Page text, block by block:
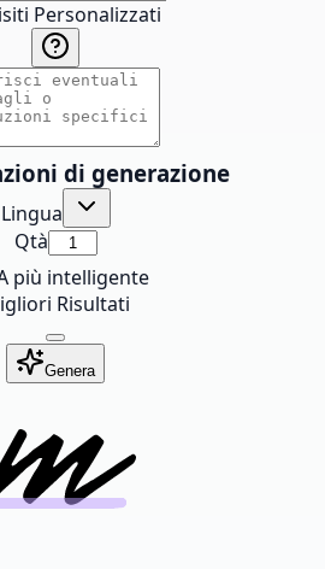
Personalizzati
di generazione
Lingua
Qtà
più intelligente
Risultati
Genera